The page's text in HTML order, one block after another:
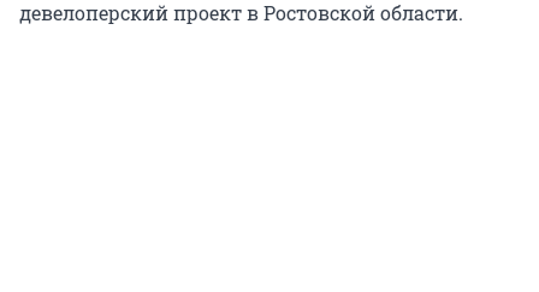
девелоперский проект в Ростовской области.